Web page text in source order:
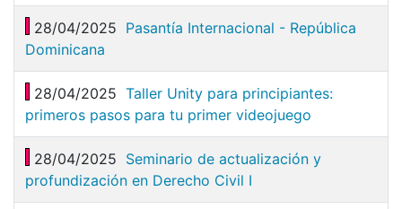
28/04/2025 Pasantía Internacional - República
Dominicana
28/04/2025 Taller Unity para principiantes:
primeros pasos para tu primer videojuego
28/04/2025 Seminario de actualización y
profundización en Derecho Civil I